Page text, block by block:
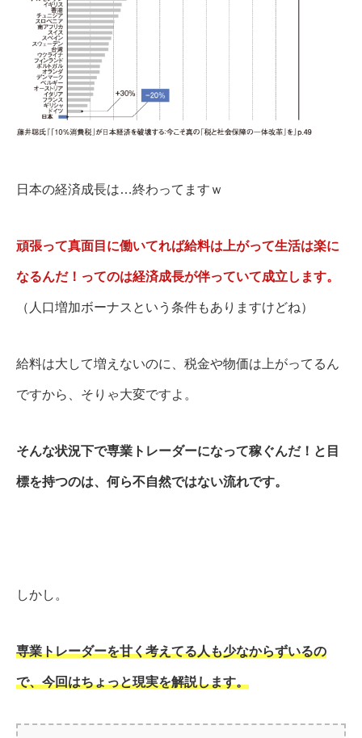
日本の経済成長は…終わってますｗ
頑張って真面目に働いてれば給料は上がって生活は楽に
なるんだ！ってのは経済成長が伴っていて成立します。
（人口増加ボーナスという条件もありますけどね）
給料は大して増えないのに、税金や物価は上がってるん
ですから、そりゃ大変ですよ。
そんな状況下で専業トレーダーになって稼ぐんだ！と目
標を持つのは、何ら不自然ではない流れです。
しかし。
専業トレーダーを甘く考えてる人も少なからずいるの
で、今回はちょっと現実を解説します。